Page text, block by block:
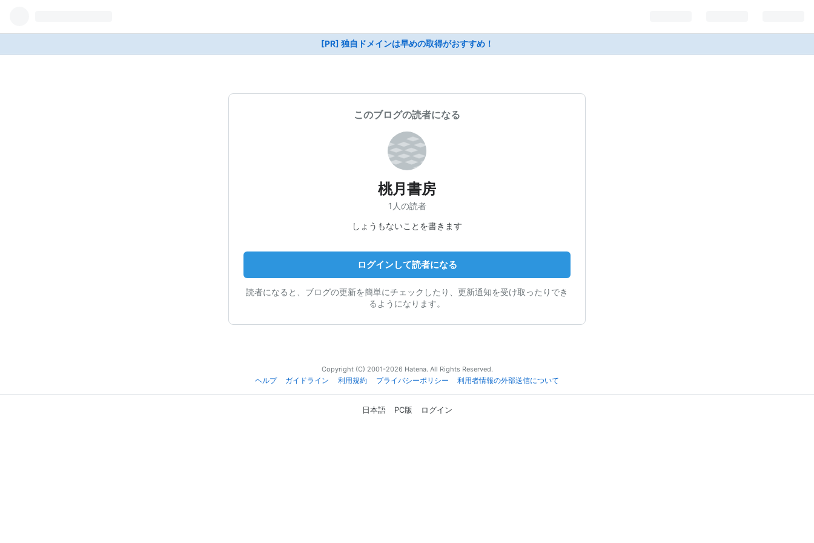
[PR] 独自ドメインは早めの取得がおすすめ！
このブログの読者になる
桃月書房
1人の読者
しょうもないことを書きます
ログインして読者になる
読者になると、ブログの更新を簡単にチェックしたり、更新通知を受け取ったりでき
るようになります。
Copyright (C) 2001-2026 Hatena. All Rights Reserved.
ヘルプ
ガイドライン 利用規約 プライバシーポリシー 利用者情報の外部送信について
日本語 PC版 ログイン